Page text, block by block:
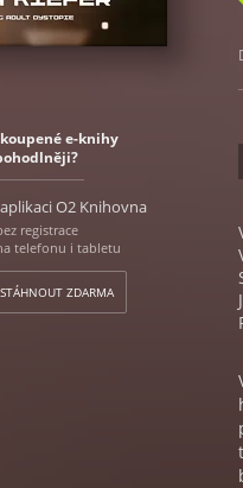
e-knihy
O2 Knihovna
registrace
telefonu i tabletu
STÁHNOUT ZDARMA